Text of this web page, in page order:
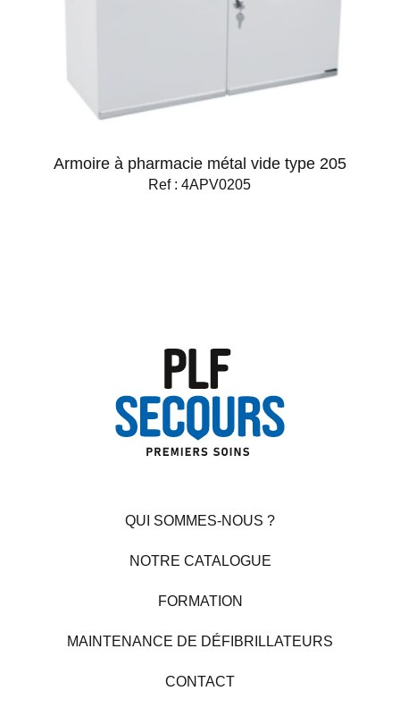
Armoire à pharmacie métal vide type 205
Ref : 4APV0205
QUI SOMMES-NOUS ?
NOTRE CATALOGUE
FORMATION
MAINTENANCE DE DÉFIBRILLATEURS
CONTACT